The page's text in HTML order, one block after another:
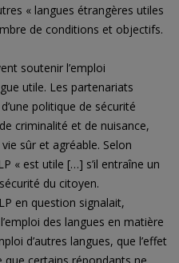
« langues étrangères utiles
de conditions et objectifs.
soutenir l’emploi
utile. Les partenariats
politique de sécurité
criminalité et de nuisance,
sûr et agréable. Selon
« est utile […] s’il entraîne un
du citoyen.
en question signalait,
des langues en matière
d’autres langues, que l’effet